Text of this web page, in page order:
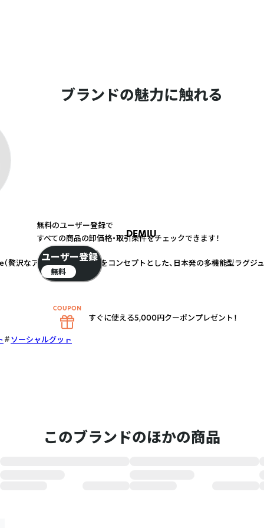
ブランドの魅力に触れる
DEMIU
贅沢なアイフォンの衣装）】をコンセプトとした、日本発の多機能型ラグジ
ソーシャルグッド
このブランドのほかの商品
無料のユーザー登録で
すべての商品の卸価格・取引条件をチェックできます！
ユーザー登録
無料
すぐに使える5,000円クーポンプレゼント！